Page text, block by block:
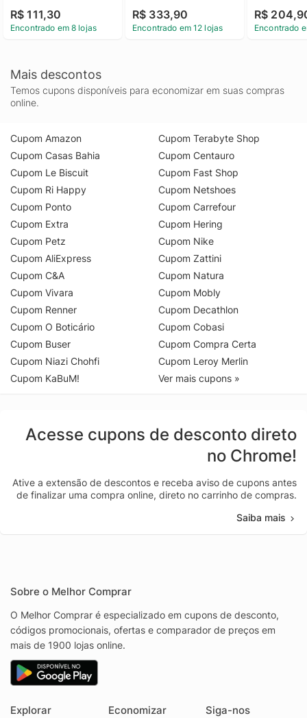
R$ 111,30
Encontrado em 8 lojas
R$ 333,90
Encontrado em 12 lojas
R$
Encontrado
Mais descontos
Temos cupons disponíveis para economizar em suas compras
online.
Cupom Amazon
Cupom Casas Bahia
Cupom Le Biscuit
Cupom Ri Happy
Cupom Ponto
Cupom Extra
Cupom Petz
Cupom AliExpress
Cupom C&A
Cupom Vivara
Cupom Renner
Cupom O Boticário
Cupom Buser
Cupom Niazi Chohfi
Cupom KaBuM!
Cupom Terabyte Shop
Cupom Centauro
Cupom Fast Shop
Cupom Netshoes
Cupom Carrefour
Cupom Hering
Cupom Nike
Cupom Zattini
Cupom Natura
Cupom Mobly
Cupom Decathlon
Cupom Cobasi
Cupom Compra Certa
Cupom Leroy Merlin
Ver mais cupons »
Acesse cupons de desconto direto
no Chrome!
Ative a extensão de descontos e receba aviso de cupons antes
de finalizar uma compra online, direto no carrinho de compras.
Saiba mais
Sobre o Melhor Comprar
O Melhor Comprar é especializado em cupons de desconto,
códigos promocionais, ofertas e comparador de preços em
mais de 1900 lojas online.
Explorar Economizar Siga-nos